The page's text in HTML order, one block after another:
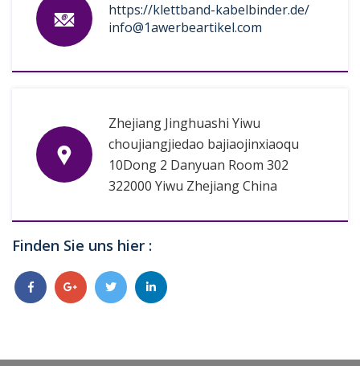
https://klettband-kabelbinder.de/
info@1awerbeartikel.com
Zhejiang Jinghuashi Yiwu
choujiangjiedao bajiaojinxiaoqu
10Dong 2 Danyuan Room 302
322000 Yiwu Zhejiang China
Finden Sie uns hier :